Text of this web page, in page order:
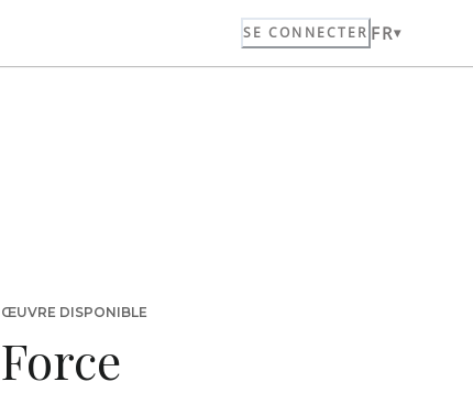
SE CONNECTER FR
ŒUVRE DISPONIBLE
Force